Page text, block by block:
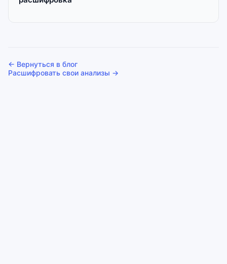
← Вернуться в блог
Расшифровать свои анализы →